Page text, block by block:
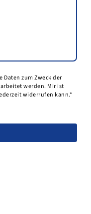
zum Zweck der
werden. Mir ist
widerrufen kann.*